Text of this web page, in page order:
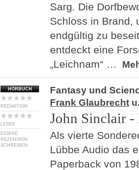
Sarg. Die
Schloss in Brand,
endgültig zu
entdeckt eine
„Leichnam“ …
HÖRBUCH
REDAKTION
LESER
EIGENE
REZENSION
SCHREIBEN
Fantasy und
Frank Glaubrecht
John Sinclair -
Als vierte
Lübbe Audio das
Paperback von